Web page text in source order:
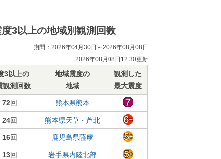
度3以上の地域別観測回数
期間：2026年04月30日～2026年08月08日
2026年08月08日12:30更新
3以上の
観測回数
地域震度の
地域
観測した
最大震度
72回 熊本県熊本
24回 熊本県天草・芦北
16回 鹿児島県薩摩
13回 岩手県内陸北部